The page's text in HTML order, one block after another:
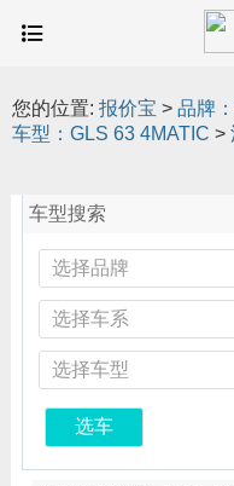
您的位置: 报价宝 > 品牌
车型：GLS 63 4MATIC >
车型搜索
选择品牌
选择车系
选择车型
选车